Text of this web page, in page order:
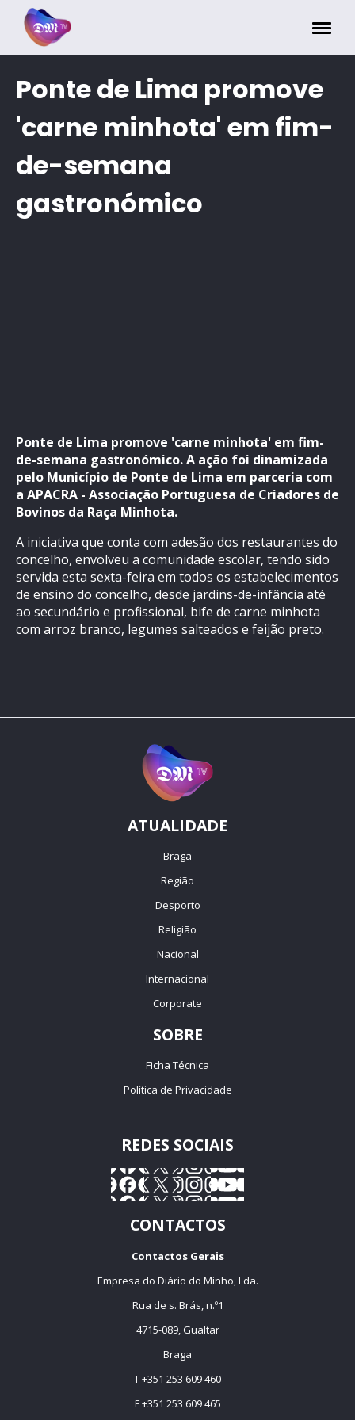
Ponte de Lima promove
'carne minhota' em fim-
de-semana
gastronómico
Ponte de Lima promove 'carne minhota' em fim-
de-semana gastronómico. A ação foi dinamizada
pelo Município de Ponte de Lima em parceria com
a APACRA - Associação Portuguesa de Criadores de
Bovinos da Raça Minhota.
A iniciativa que conta com adesão dos restaurantes do
concelho, envolveu a comunidade escolar, tendo sido
servida esta sexta-feira em todos os estabelecimentos
de ensino do concelho, desde jardins-de-infância até
ao secundário e profissional, bife de carne minhota
com arroz branco, legumes salteados e feijão preto.
ATUALIDADE
Braga
Região
Desporto
Religião
Nacional
Internacional
Corporate
SOBRE
Ficha Técnica
Política de Privacidade
REDES SOCIAIS
CONTACTOS
Contactos Gerais
Empresa do Diário do Minho, Lda.
Rua de s. Brás, n.º1
4715-089, Gualtar
Braga
T +351 253 609 460
F +351 253 609 465
Painel de Gerenciamento de Cookies